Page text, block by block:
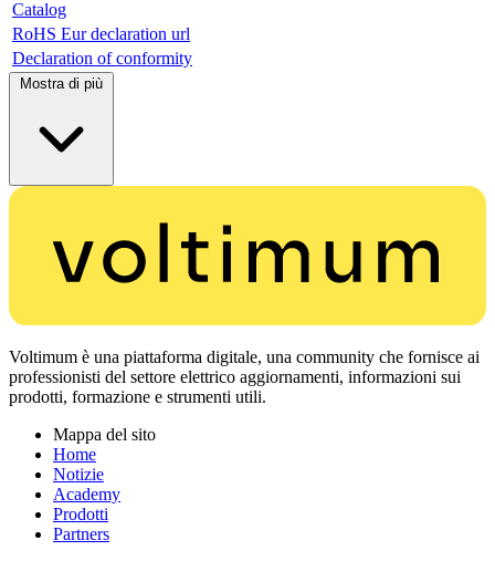
Catalog
RoHS Eur declaration url
Declaration of conformity
Mostra di più
Voltimum è una piattaforma digitale, una community che fornisce ai
professionisti del settore elettrico aggiornamenti, informazioni sui
prodotti, formazione e strumenti utili.
Mappa del sito
Home
Notizie
Academy
Prodotti
Partners